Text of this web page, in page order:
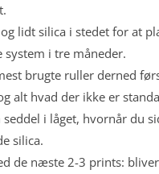
lidt silica i stedet for at
system i tre måneder.
brugte ruller derned
alt hvad der ikke er
seddel i låget, hvornår du
silica.
de næste 2-3 prints: bliver